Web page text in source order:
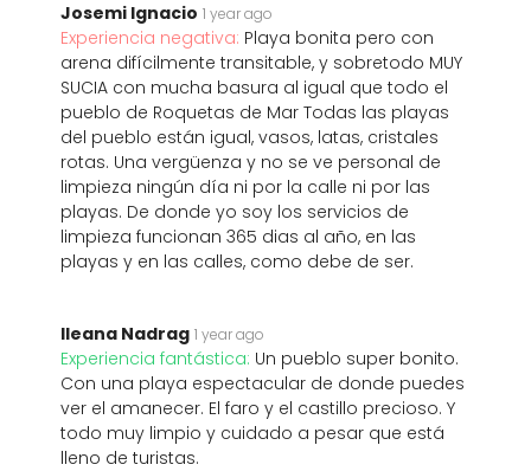
Josemi Ignacio 1 year ago
Experiencia negativa: Playa bonita pero con
arena difícilmente transitable, y sobretodo MUY
SUCIA con mucha basura al igual que todo el
pueblo de Roquetas de Mar Todas las playas
del pueblo están igual, vasos, latas, cristales
rotas. Una vergüenza y no se ve personal de
limpieza ningún día ni por la calle ni por las
playas. De donde yo soy los servicios de
limpieza funcionan 365 dias al año, en las
playas y en las calles, como debe de ser.
Ileana Nadrag 1 year ago
Experiencia fantástica: Un pueblo super bonito.
Con una playa espectacular de donde puedes
ver el amanecer. El faro y el castillo precioso. Y
todo muy limpio y cuidado a pesar que está
lleno de turistas.